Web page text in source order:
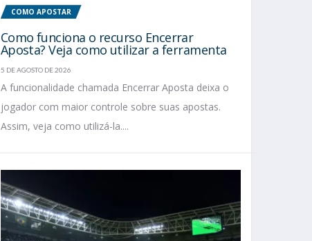
COMO APOSTAR
Como funciona o recurso Encerrar
Aposta? Veja como utilizar a ferramenta
5 DE AGOSTO DE 2026
A funcionalidade chamada Encerrar Aposta deixa o
jogador com maior controle sobre suas apostas.
Assim, veja como utilizá-la....